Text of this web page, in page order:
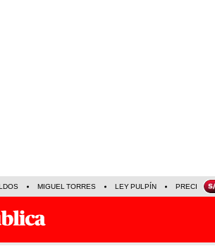
MIGUEL TORRES LEY PULPÍN PRECIO